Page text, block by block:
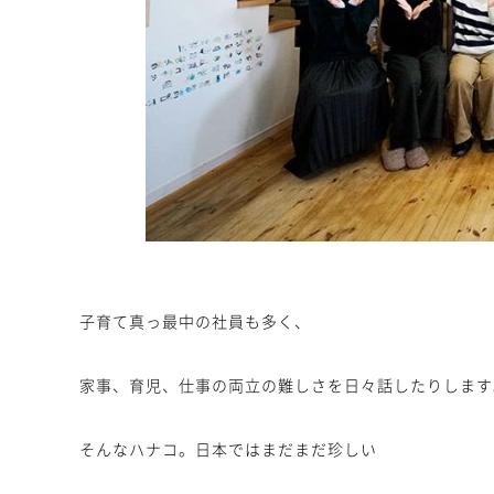
子育て真っ最中の社員も多く、
家事、育児、仕事の両立の難しさを日々話したりしま
そんなハナコ。日本ではまだまだ珍しい